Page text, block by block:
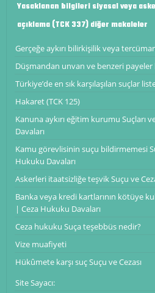
Yasaklanan bilgileri siyasal veya
açıklama (TCK 337) diğer makaleler
Gerçeğe aykırı bilirkişilik veya
Düşmandan unvan ve benzeri payeler
Türkiye’de en sık karşılaşılan suçlar
Hakaret (TCK 125)
Kanuna aykırı eğitim kurumu Suçları
Davaları
Kamu görevlisinin suçu bildirmemesi
Hukuku Davaları
Askerleri itaatsizliğe teşvik Suçu ve
Banka veya kredi kartlarının kötüye
| Ceza Hukuku Davaları
Ceza hukuku Suça teşebbüs nedir?
Vize muafiyeti
Hükûmete karşı suç Suçu ve Cezası
Site Sayacı: